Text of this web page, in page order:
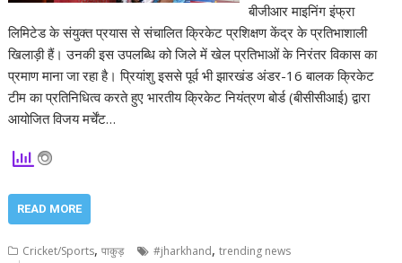
बीजीआर माइनिंग इंफ्रा
लिमिटेड के संयुक्त प्रयास से संचालित क्रिकेट प्रशिक्षण केंद्र के प्रतिभाशाली
खिलाड़ी हैं। उनकी इस उपलब्धि को जिले में खेल प्रतिभाओं के निरंतर विकास का
प्रमाण माना जा रहा है। प्रियांशु इससे पूर्व भी झारखंड अंडर-16 बालक क्रिकेट
टीम का प्रतिनिधित्व करते हुए भारतीय क्रिकेट नियंत्रण बोर्ड (बीसीसीआई) द्वारा
आयोजित विजय मर्चेंट…
READ MORE
Cricket/Sports,पाकुड़ #jharkhand,trending news